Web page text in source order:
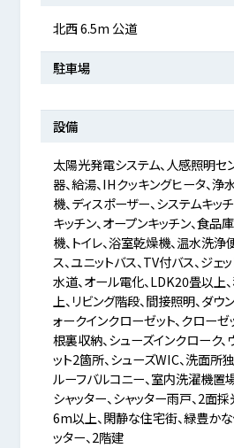
北西 6.5m 公道
駐車場
設備
太陽光発電システム、人感照明セ
器、給湯、IHクッキングヒータ、
機、ディスポーザー、システムキッ
キッチン、オープンキッチン、食
機、トイレ、浴室乾燥機、温水洗浄
ス、ユニットバス、TV付バス、ジェ
水道、オール電化、LDK20畳以上
上、リビング階段、間接照明、ダウ
ォークインクローゼット、クローゼ
根裏収納、シューズインクローク
ット2箇所、シューズWIC、洗面所独
ルーフバルコニー、室内洗濯機置
シャッター、シャッター雨戸、2面
6m以上、閑静な住宅街、緑豊か
ッター、2階建